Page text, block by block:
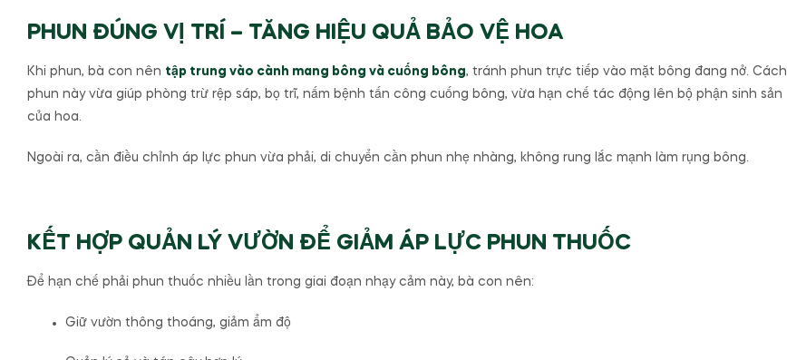
PHUN ĐÚNG VỊ TRÍ – TĂNG HIỆU QUẢ BẢO VỆ HOA
Khi phun, bà con nên tập trung vào cành mang bông và cuống bông, tránh phun trực tiếp vào mặt bông đang nở. Cách
phun này vừa giúp phòng trừ rệp sáp, bọ trĩ, nấm bệnh tấn công cuống bông, vừa hạn chế tác động lên bộ phận sinh sản
của hoa.
Ngoài ra, cần điều chỉnh áp lực phun vừa phải, di chuyển cần phun nhẹ nhàng, không rung lắc mạnh làm rụng bông.
KẾT HỢP QUẢN LÝ VƯỜN ĐỂ GIẢM ÁP LỰC PHUN THUỐC
Để hạn chế phải phun thuốc nhiều lần trong giai đoạn nhạy cảm này, bà con nên:
Giữ vườn thông thoáng, giảm ẩm độ